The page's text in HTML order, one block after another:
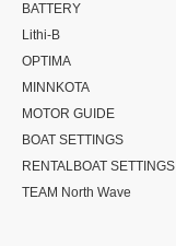
BATTERY
Lithi-B
OPTIMA
MINNKOTA
MOTOR GUIDE
BOAT SETTINGS
RENTALBOAT SETTINGS
TEAM North Wave